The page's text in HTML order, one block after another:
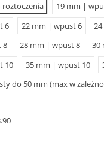
roztoczenia
19 mm |
6
22 mm | wpust 6
8
28 mm | wpust 8
30
10
35 mm | wpust 10
do 50 mm (max w